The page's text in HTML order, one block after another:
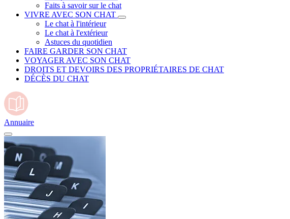
Faits à savoir sur le chat
VIVRE AVEC SON CHAT
Le chat à l'intérieur
Le chat à l'extérieur
Astuces du quotidien
FAIRE GARDER SON CHAT
VOYAGER AVEC SON CHAT
DROITS ET DEVOIRS DES PROPRIÉTAIRES DE CHAT
DÉCÈS DU CHAT
Annuaire